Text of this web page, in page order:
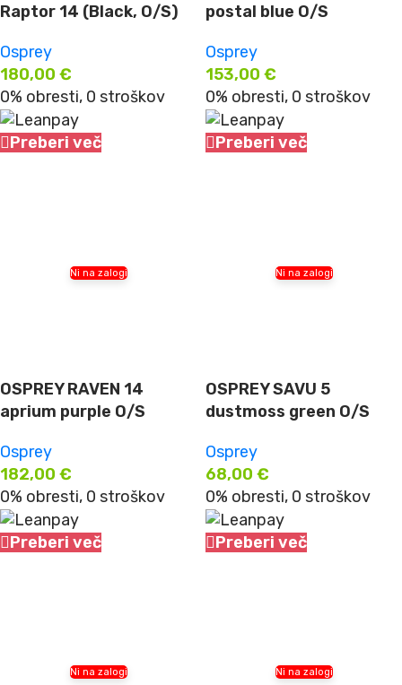
Raptor 14 (Black, O/S)
Osprey
180,00 €
0% obresti, 0 stroškov
Preberi več
postal blue O/S
Osprey
153,00 €
0% obresti, 0 stroškov
Preberi več
Ni na zalogi
OSPREY RAVEN 14
aprium purple O/S
Osprey
182,00 €
0% obresti, 0 stroškov
Preberi več
Ni na zalogi
OSPREY SAVU 5
dustmoss green O/S
Osprey
68,00 €
0% obresti, 0 stroškov
Preberi več
Ni na zalogi Ni na zalogi